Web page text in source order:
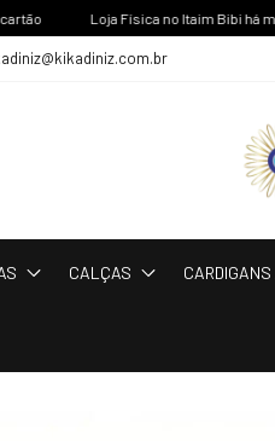
Loja Física no Itaim Bibi há mais de
CALÇAS